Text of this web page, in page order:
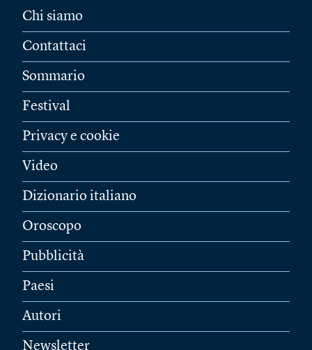
Chi siamo
Contattaci
Sommario
Festival
Privacy e cookie
Video
Dizionario italiano
Oroscopo
Pubblicità
Paesi
Autori
Newsletter